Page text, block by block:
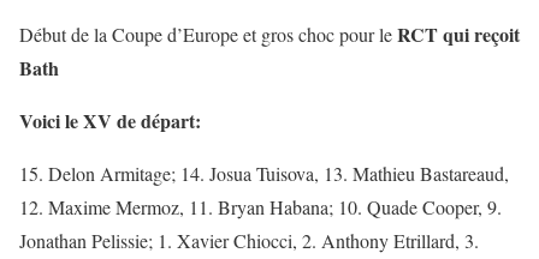
Début de la Coupe d’Europe et gros choc pour leRCT qui reçoit
Bath
Voici le XV de départ:
15. Delon Armitage; 14. Josua Tuisova, 13. Mathieu Bastareaud,
12. Maxime Mermoz, 11. Bryan Habana; 10. Quade Cooper, 9.
Jonathan Pelissie; 1. Xavier Chiocci, 2. Anthony Etrillard, 3.